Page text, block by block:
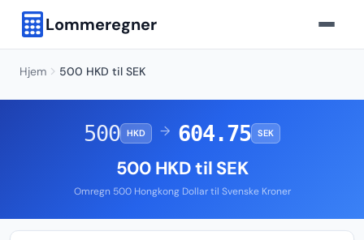
Lommeregner
Hjem 500 HKD til SEK
500 HKD → 604.75 SEK
500 HKD til SEK
Omregn 500 Hongkong Dollar til Svenske Kroner